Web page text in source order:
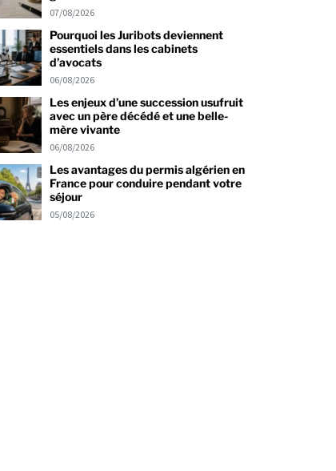
07/08/2026
Pourquoi les Juribots deviennent
essentiels dans les cabinets
d’avocats
06/08/2026
Les enjeux d’une succession usufruit
avec un père décédé et une belle-
mère vivante
06/08/2026
Les avantages du permis algérien en
France pour conduire pendant votre
séjour
05/08/2026